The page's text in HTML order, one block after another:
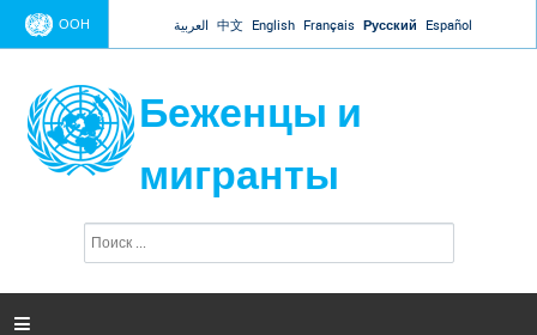
Jump to navigation
ООН العربية 中文 English Français Русский Español
Беженцы и
мигранты
и
